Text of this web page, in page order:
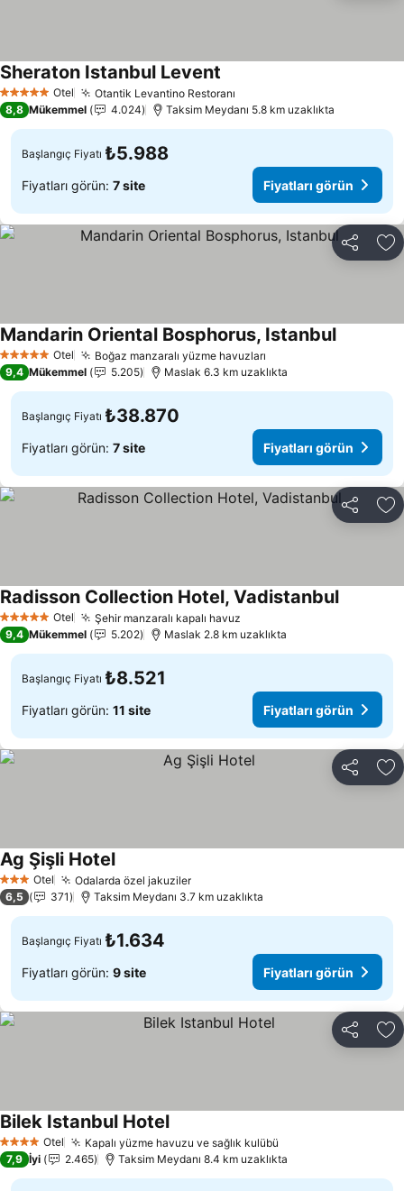
5 Yıldız Otel Otantik Levantino Restoranı
Sheraton Istanbul Levent
8,8 Mükemmel 4.024 Taksim Meydanı 5.8 km uzaklıkta
Başlangıç Fiyatı ₺5.988
Fiyatları görün: 7 site Fiyatları görün
Paylaş
5 Yıldız Otel Boğaz manzaralı yüzme havuzları
Mandarin Oriental Bosphorus, IstanbulFiyatları
9,4 Mükemmel 5.205 Maslak 6.3 km uzaklıkta
Başlangıç Fiyatı ₺38.870
Fiyatları görün: 7 site Fiyatları görün
Paylaş
5 Yıldız Otel Şehir manzaralı kapalı havuz
Radisson Collection Hotel, VadistanbulFiyatları
9,4 Mükemmel 5.202 Maslak 2.8 km uzaklıkta
Başlangıç Fiyatı ₺8.521
Fiyatları görün: 11 site Fiyatları görün
Paylaş
3 YıldızOtel Odalarda özel jakuzilerFiyatları görün
Ag Şişli HotelFiyatları görün
6,5 371 Taksim Meydanı 3.7 km uzaklıkta
Başlangıç Fiyatı ₺1.634
Fiyatları görün: 9 site Fiyatları görün
Paylaş
4 Yıldız Otel Kapalı yüzme havuzu ve sağlık kulübü
Bilek Istanbul HotelFiyatları görün
7,9 İyi 2.465 Taksim Meydanı 8.4 km uzaklıkta